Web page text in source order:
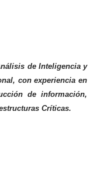
de Inteligencia y
con experiencia en
de información,
Críticas.